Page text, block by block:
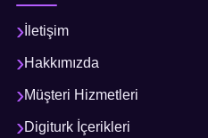
İletişim
Hakkımızda
Müşteri Hizmetleri
Digiturk İçerikleri